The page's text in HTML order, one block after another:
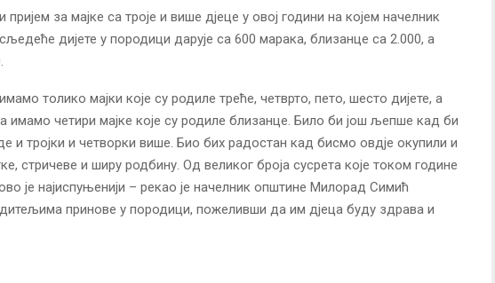
пријем за мајке са троје и више дјеце у овој години на којем начелник
дијете у породици дарује са 600 марака, близанце са 2.000, а
толико мајки које су родиле треће, четврто, пето, шесто дијете, а
имамо четири мајке које су родиле близанце. Било би још љепше кад би
и тројки и четворки више. Био бих радостан кад бисмо овдје окупили и
стричеве и ширу родбину. Од великог броја сусрета које током године
је најиспуњенији – рекао је начелник општине Милорад Симић
принове у породици, пожеливши да им дјеца буду здрава и